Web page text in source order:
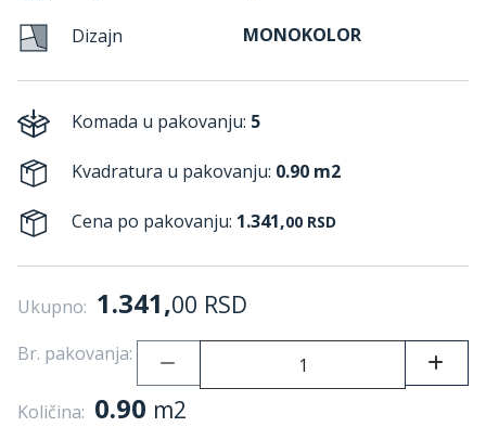
Dizajn MONOKOLOR
Komada u pakovanju: 5
Kvadratura u pakovanju: 0.90 m2
Cena po pakovanju: 1.341,00 RSD
Ukupno: 1.341,00 RSD
Br. pakovanja:
Količina: 0.90 m2